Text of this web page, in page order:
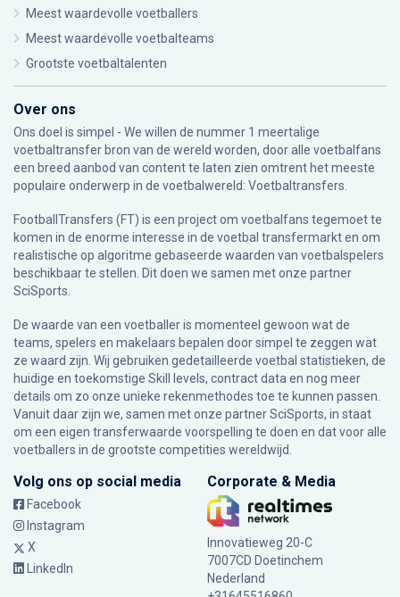
Meest waardevolle voetballers
Meest waardevolle voetbalteams
Grootste voetbaltalenten
Over ons
Ons doel is simpel - We willen de nummer 1 meertalige
voetbaltransfer bron van de wereld worden, door alle voetbalfans
een breed aanbod van content te laten zien omtrent het meeste
populaire onderwerp in de voetbalwereld: Voetbaltransfers.
FootballTransfers (FT) is een project om voetbalfans tegemoet te
komen in de enorme interesse in de voetbal transfermarkt en om
realistische op algoritme gebaseerde waarden van voetbalspelers
beschikbaar te stellen. Dit doen we samen met onze partner
SciSports
De waarde van een voetballer is momenteel gewoon wat de
teams, spelers en makelaars bepalen door simpel te zeggen wat
ze waard zijn. Wij gebruiken gedetailleerde voetbal statistieken, de
huidige en toekomstige Skill levels, contract data en nog meer
details om zo onze unieke rekenmethodes toe te kunnen passen.
Vanuit daar zijn we, samen met onze partner SciSports, in staat
om een eigen transferwaarde voorspelling te doen en dat voor alle
voetballers in de grootste competities wereldwijd.
Volg ons op social media
Facebook
Instagram
X
LinkedIn
Corporate & Media
Innovatieweg 20-C
7007CD Doetinchem
Nederland